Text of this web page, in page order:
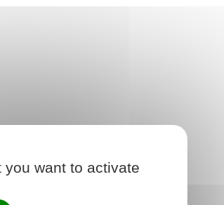
want to activate